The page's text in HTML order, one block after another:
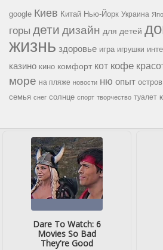
google Киев Китай Нью-Йорк Украина
горы дети дизайн для детей
жизнь здоровье игра игрушки
казино кино комфорт кот кофе
море на пляже новости ню опыт остров
семья снег солнце спорт творчество туалет